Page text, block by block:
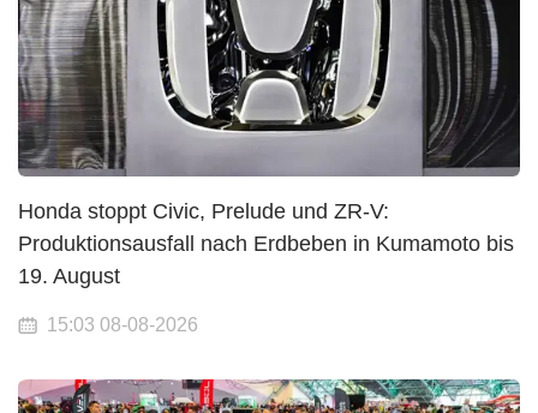
Honda stoppt Civic, Prelude und ZR-V:
Produktionsausfall nach Erdbeben in Kumamoto bis
19. August
15:03 08-08-2026